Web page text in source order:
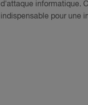
d'attaque informatique.
indispensable pour une